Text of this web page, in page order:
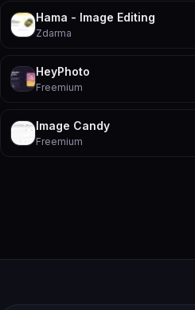
Hama - Image Editing
Zdarma
HeyPhoto
Freemium
Image Candy
Freemium